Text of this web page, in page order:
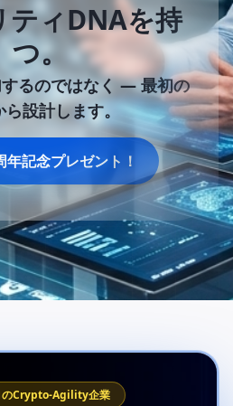
ティDNAを持
つ。
るのではなく — 最初の
設計します。
年記念プレゼント！
のCrypto-Agility企業